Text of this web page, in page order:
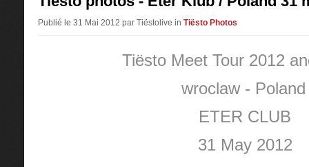
Publié le 31 Mai 2012 par Tiëstolive in Tiësto Photos
Tiësto Meet Tour 2012
wroclaw - Poland
ETER CLUB
31 May 2012